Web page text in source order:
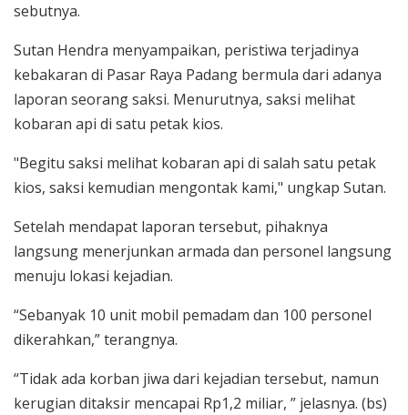
sebutnya.
Sutan Hendra menyampaikan, peristiwa terjadinya
kebakaran di Pasar Raya Padang bermula dari adanya
laporan seorang saksi. Menurutnya, saksi melihat
kobaran api di satu petak kios.
"Begitu saksi melihat kobaran api di salah satu petak
kios, saksi kemudian mengontak kami," ungkap Sutan.
Setelah mendapat laporan tersebut, pihaknya
langsung menerjunkan armada dan personel langsung
menuju lokasi kejadian.
“Sebanyak 10 unit mobil pemadam dan 100 personel
dikerahkan,” terangnya.
“Tidak ada korban jiwa dari kejadian tersebut, namun
kerugian ditaksir mencapai Rp1,2 miliar, ” jelasnya. (bs)